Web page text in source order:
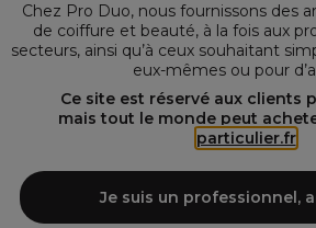
Chez Pro Duo, nous fournissons des
de coiffure et beauté, à la fois aux
secteurs, ainsi qu’à ceux souhaitant
eux-mêmes ou pour
Ce site est réservé aux clients
mais tout le monde peut
particulier.fr
Je suis un professionnel,
Spécialiste de la coiffure et de la beauté,
large sélection de produits professionnels
Duo le fournisseur incontournable des salons
de beauté! Notre gamme de produits
qui sont à la recherche de produits et